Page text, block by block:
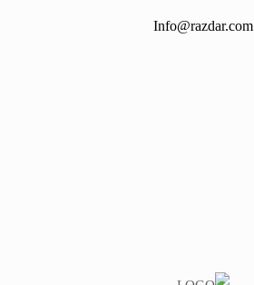
Info@razdar.com